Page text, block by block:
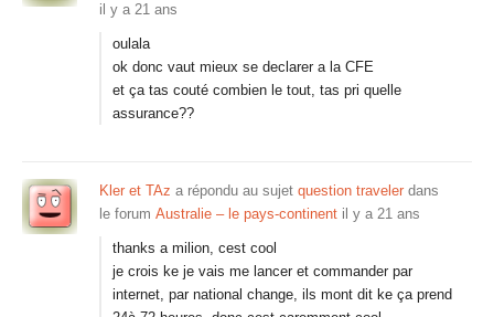
il y a 21 ans
oulala
ok donc vaut mieux se declarer a la CFE
et ça tas couté combien le tout, tas pri quelle
assurance??
Kler et TAz a répondu au sujet question traveler dans
le forum Australie – le pays-continent il y a 21 ans
thanks a milion, cest cool
je crois ke je vais me lancer et commander par
internet, par national change, ils mont dit ke ça prend